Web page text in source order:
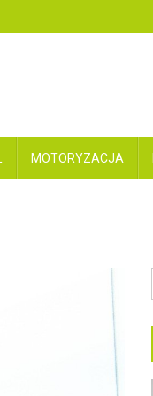
MOTORYZACJA